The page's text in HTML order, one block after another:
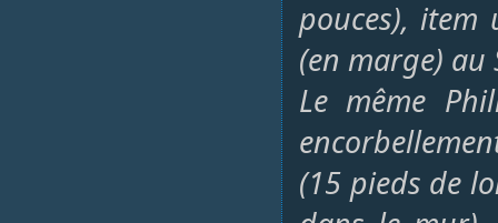
pouces), item
(en marge)
Le même
(15 pieds de